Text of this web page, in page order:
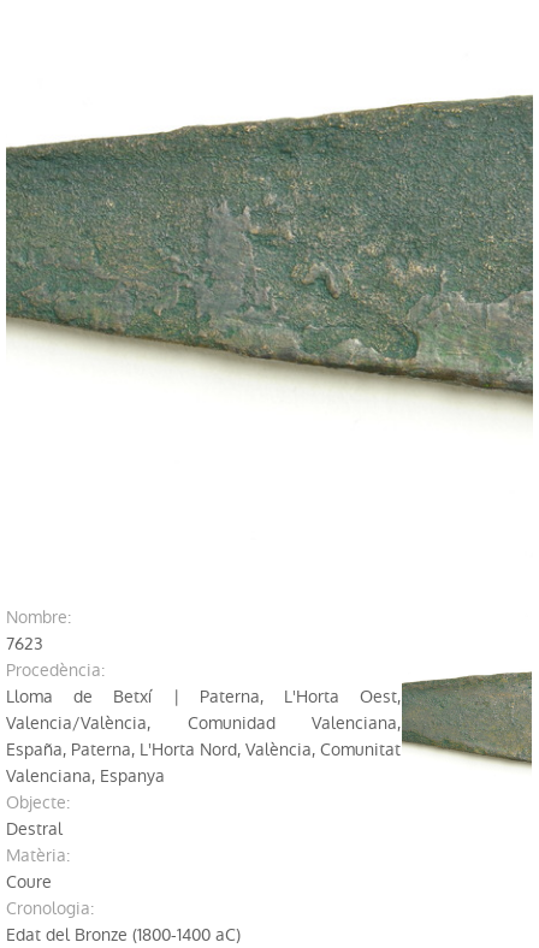
Sales del Museu
Prehistòria
Cultura ibèrica
Món romà i visigots
Història dels diners
Publicacions
Sèrie Trabajos Varios
Revista APL
Labor del SIP
Catàlegs
Educació
nombre:
7623
procedència:
Lloma de Betxí | Paterna, L'Horta Oest,
Valencia/València, Comunidad Valenciana,
España, Paterna, L'Horta Nord, València, Comunitat
Valenciana, Espanya
Objecte:
Destral
Matèria:
Coure
cronologia:
Edat del Bronze (1800-1400 aC)